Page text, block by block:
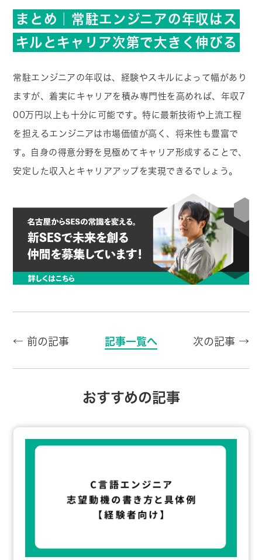
まとめ｜常駐エンジニアの年収はス
キルとキャリア次第で大きく伸びる
常駐エンジニアの年収は、経験やスキルによって幅があり
ますが、着実にキャリアを積み専門性を高めれば、年収7
00万円以上も十分に可能です。特に最新技術や上流工程
を担えるエンジニアは市場価値が高く、将来性も豊富で
す。自身の得意分野を見極めてキャリア形成することで、
安定した収入とキャリアアップを実現できるでしょう。
← 前の記事 記事一覧へ 次の記事 →
おすすめの記事